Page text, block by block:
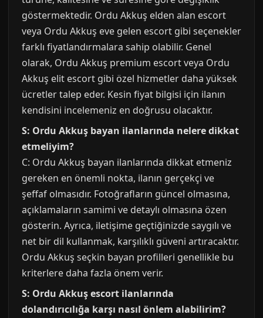
göstermektedir. Ordu Akkuş elden alan escort
veya Ordu Akkuş eve gelen escort gibi seçenekler
farklı fiyatlandırmalara sahip olabilir. Genel
olarak, Ordu Akkuş premium escort veya Ordu
Akkuş elit escort gibi özel hizmetler daha yüksek
ücretler talep eder. Kesin fiyat bilgisi için ilanın
kendisini incelemeniz en doğrusu olacaktır.
S: Ordu Akkuş bayan ilanlarında nelere dikkat
etmeliyim?
C: Ordu Akkuş bayan ilanlarında dikkat etmeniz
gereken en önemli nokta, ilanın gerçekçi ve
şeffaf olmasıdır. Fotoğrafların güncel olmasına,
açıklamaların samimi ve detaylı olmasına özen
gösterin. Ayrıca, iletişime geçtiğinizde saygılı ve
net bir dil kullanmak, karşılıklı güveni artıracaktır.
Ordu Akkuş seçkin bayan profilleri genellikle bu
kriterlere daha fazla önem verir.
S: Ordu Akkuş escort ilanlarında
dolandırıcılığa karşı nasıl önlem alabilirim?